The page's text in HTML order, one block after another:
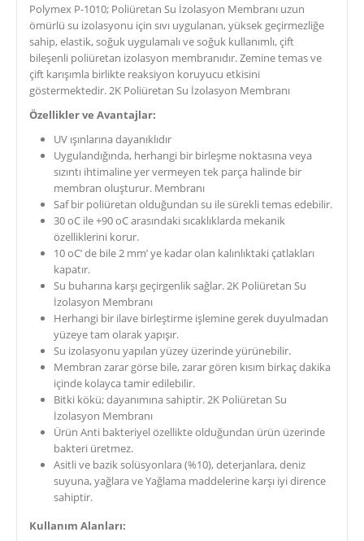
Polymex P-1010; Poliüretan Su İzolasyon Membranı uzun
ömürlü su izolasyonu için sıvı uygulanan, yüksek geçirmezliğe
sahip, elastik, soğuk uygulamalı ve soğuk kullanımlı, çift
bileşenli poliüretan izolasyon membranıdır. Zemine temas ve
çift karışımla birlikte reaksiyon koruyucu etkisini
göstermektedir. 2K Poliüretan Su İzolasyon Membranı
Özellikler ve Avantajlar:
UV ışınlarına dayanıklıdır
Uygulandığında, herhangi bir birleşme noktasına veya
sızıntı ihtimaline yer vermeyen tek parça halinde bir
membran oluşturur. Membranı
Saf bir poliüretan olduğundan su ile sürekli temas edebilir.
30 oC ile +90 oC arasındaki sıcaklıklarda mekanik
özelliklerini korur.
10 oC’ de bile 2 mm’ ye kadar olan kalınlıktaki çatlakları
kapatır.
Su buharına karşı geçirgenlik sağlar. 2K Poliüretan Su
İzolasyon Membranı
Herhangi bir ilave birleştirme işlemine gerek duyulmadan
yüzeye tam olarak yapışır.
Su izolasyonu yapılan yüzey üzerinde yürünebilir.
Membran zarar görse bile, zarar gören kısım birkaç dakika
içinde kolayca tamir edilebilir.
Bitki kökü; dayanımına sahiptir. 2K Poliüretan Su
İzolasyon Membranı
Ürün Anti bakteriyel özellikte olduğundan ürün üzerinde
bakteri üretmez.
Asitli ve bazik solüsyonlara (%10), deterjanlara, deniz
suyuna, yağlara ve Yağlama maddelerine karşı iyi dirence
sahiptir.
Kullanım Alanları: